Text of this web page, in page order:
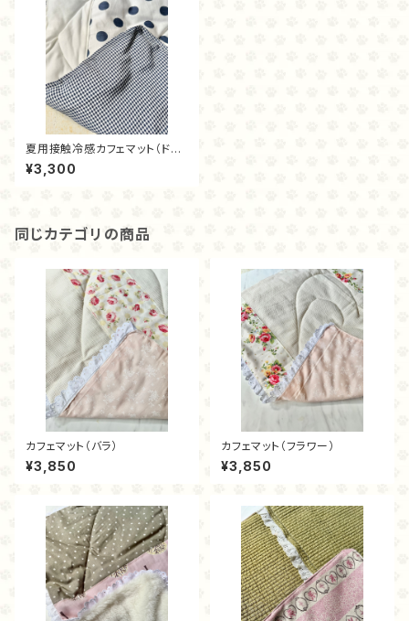
夏用接触冷感カフェマット（ドッ
トブルー）
¥3,300
同じカテゴリの商品
カフェマット（バラ）
¥3,850
カフェマット（フラワー）
¥3,850